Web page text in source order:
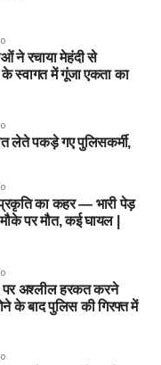
ने रचाया मेहंदी से
के स्वागत में गूंजा एकता का
लेते पकड़े गए पुलिसकर्मी,
का कहर — भारी पेड़
पर मौत, कई घायल |
अश्लील हरकत करने
के बाद पुलिस की गिरफ्त में